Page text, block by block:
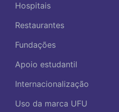
Hospitais
Restaurantes
Fundações
Apoio estudantil
Internacionalização
Uso da marca UFU